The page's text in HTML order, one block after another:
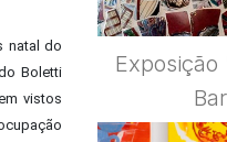
natal do
Boletti
vistos
Exposição